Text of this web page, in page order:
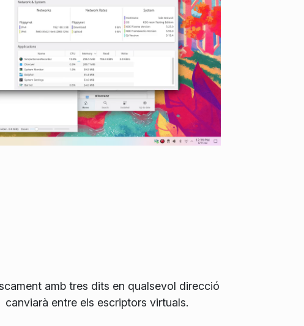
amb tres dits en qualsevol direcció
canviarà entre els escriptors virtuals.